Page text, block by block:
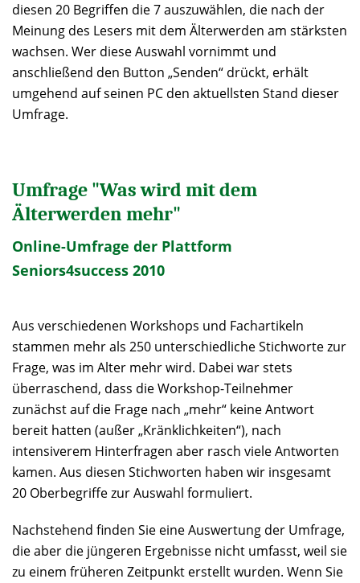
diesen 20 Begriffen die 7 auszuwählen, die nach der
Meinung des Lesers mit dem Älterwerden am stärksten
wachsen. Wer diese Auswahl vornimmt und
anschließend den Button „Senden“ drückt, erhält
umgehend auf seinen PC den aktuellsten Stand dieser
Umfrage.
Umfrage "Was wird mit dem
Älterwerden mehr"
Online-Umfrage der Plattform
Seniors4success 2010
Aus verschiedenen Workshops und Fachartikeln
stammen mehr als 250 unterschiedliche Stichworte zur
Frage, was im Alter mehr wird. Dabei war stets
überraschend, dass die Workshop-Teilnehmer
zunächst auf die Frage nach „mehr“ keine Antwort
bereit hatten (außer „Kränklichkeiten“), nach
intensiverem Hinterfragen aber rasch viele Antworten
kamen. Aus diesen Stichworten haben wir insgesamt
20 Oberbegriffe zur Auswahl formuliert.
Nachstehend finden Sie eine Auswertung der Umfrage,
die aber die jüngeren Ergebnisse nicht umfasst, weil sie
zu einem früheren Zeitpunkt erstellt wurden. Wenn Sie